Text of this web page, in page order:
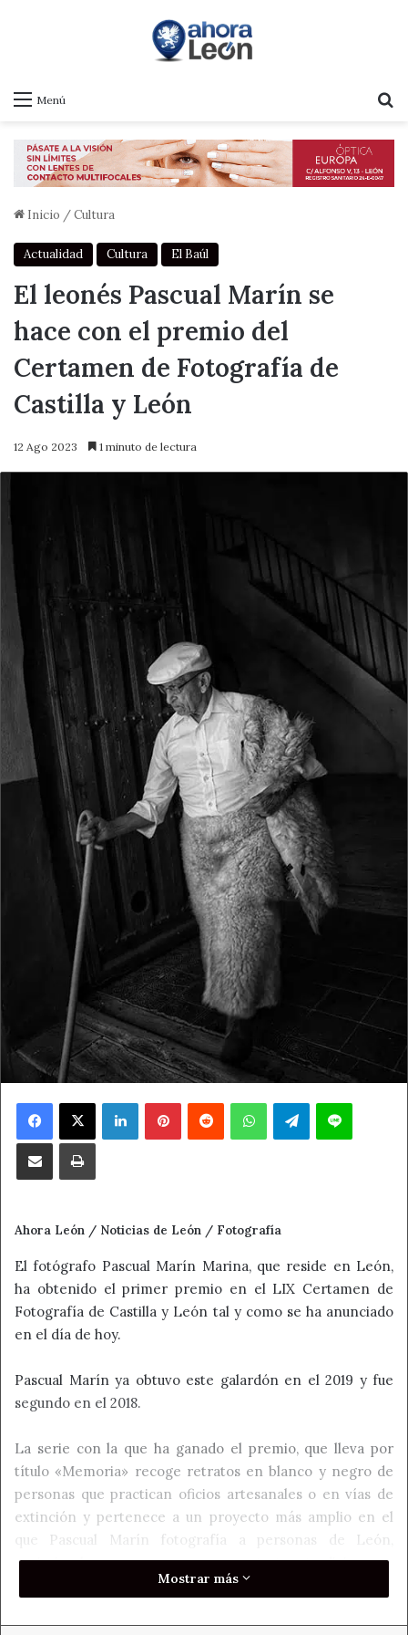
Menú
Inicio /Cultura
Actualidad Cultura El Baúl
El leonés Pascual Marín se
hace con el premio del
Certamen de Fotografía de
Castilla y León
12 Ago 2023 1 minuto de lectura
Facebook
X LinkedInPinterestReddit WhatsAppTelegramLine
Compartir por correo electrónicoImprimir
Ahora León / Noticias de León / Fotografía
El fotógrafo Pascual Marín Marina, que reside en León,
ha obtenido el primer premio en el LIX Certamen de
Fotografía de Castilla y León tal y como se ha anunciado
en el día de hoy.
Pascual Marín ya obtuvo este galardón en el 2019 y fue
segundo en el 2018.
La serie con la que ha ganado el premio, que lleva por
título «Memoria» recoge retratos en blanco y negro de
personas que practican oficios artesanales o en vías de
extinción y pertenece a un proyecto más amplio en el
que Pascual Marín fotografía a personas de León,
«paisajes humanos que recogen retratos, tradiciones y
festejos de la provincia con un punto de vista personal,
marcado sentido artístico y estético, en la que llevo
Mostrar más